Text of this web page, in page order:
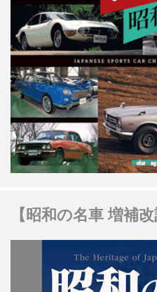
【昭和の名車 増補